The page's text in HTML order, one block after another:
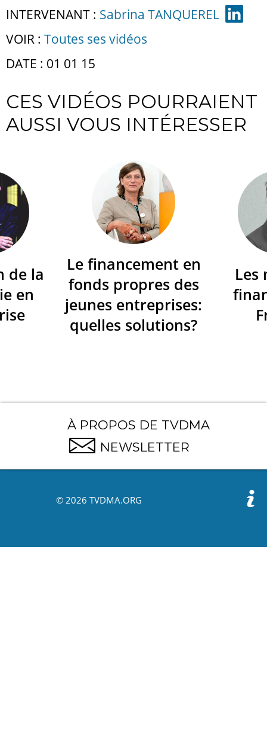
INTERVENANT : Sabrina TANQUEREL
VOIR : Toutes ses vidéos
DATE : 01 01 15
CES VIDÉOS POURRAIENT
AUSSI VOUS INTÉRESSER
de la
en
Le financement en
fonds propres des
jeunes entreprises:
quelles solutions?
Les
À PROPOS DE TVDMA
NEWSLETTER
© 2026 TVDMA.ORG